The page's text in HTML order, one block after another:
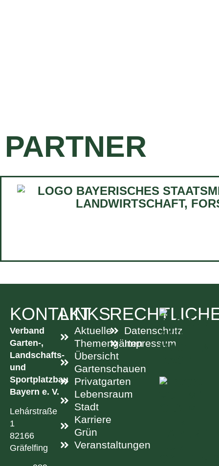
PARTNER
KONTAKT
Verband
Garten-,
Landschafts-
und
Sportplatzbau
Bayern e. V.
Lehárstraße
1
82166
Gräfelfing
LINKS
Aktuelle
Themengärten
Übersicht
Gartenschauen
Privatgarten
Lebensraum
Stadt
Karriere
Grün
Veranstaltungen
Datenschutz
Impressum